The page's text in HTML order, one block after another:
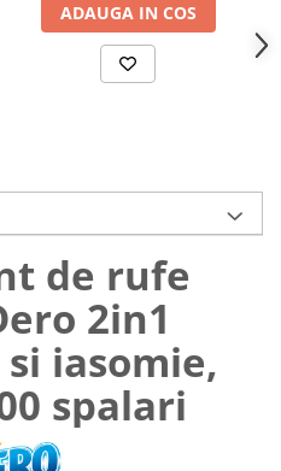
ADAUGA IN COS
de rufe
2in1
iasomie,
spalari